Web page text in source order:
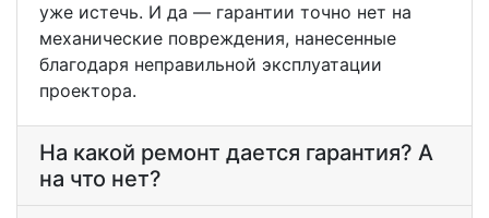
уже истечь. И да — гарантии точно нет на
механические повреждения, нанесенные
благодаря неправильной эксплуатации
проектора.
На какой ремонт дается гарантия? А
на что нет?